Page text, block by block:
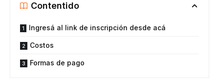
Contentido
Ingresá al link de inscripción desde acá
Costos
Formas de pago